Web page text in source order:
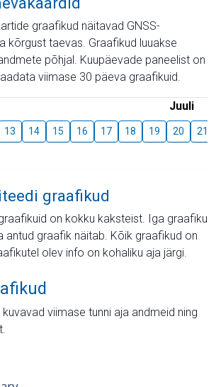
graafikud näitavad GNSS-
kõrgust taevas. Graafikud luuakse
põhjal. Kuupäevade paneelist on
viimase 30 päeva graafikuid.
Juuli
13 14 15 16 17 18 19 20 21
graafikud
on kokku kaksteist. Iga graafiku
antud graafik näitab. Kõik graafikud on
olev info on kohaliku aja järgi.
viimase tunni aja andmeid ning